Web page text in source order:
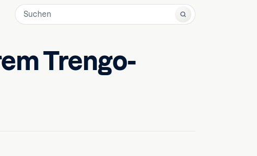
Trengo-